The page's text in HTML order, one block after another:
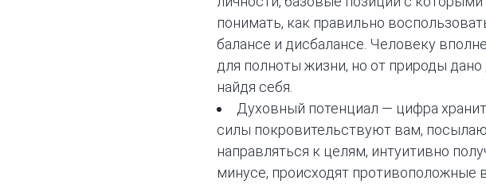
понимать, как правильно
балансе и дисбалансе. Человеку
для полноты жизни, но от природы
найдя себя.
Духовный потенциал — цифра
силы покровительствуют вам,
направляться к целям, интуитивно
минусе, происходят противоположные